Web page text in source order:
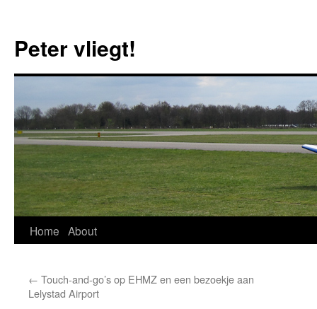
content
Peter vliegt!
Home About
← Touch-and-go’s op EHMZ en een bezoekje aan
Lelystad Airport